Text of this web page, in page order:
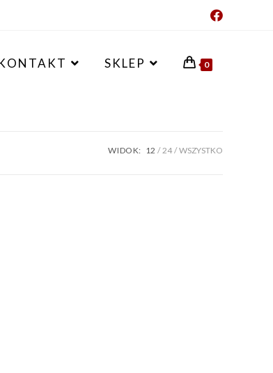
SKLEP 0
WIDOK: 12 24 WSZYSTKO